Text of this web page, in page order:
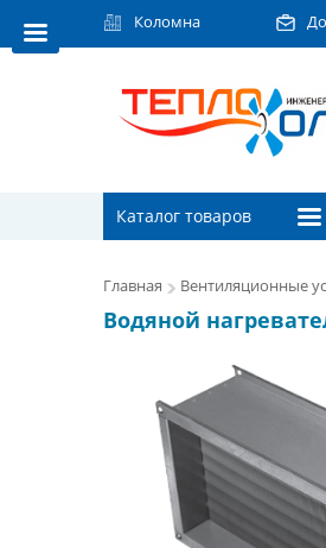
Коломна
Каталог товаров
Главная Вентиляционные
Водяной